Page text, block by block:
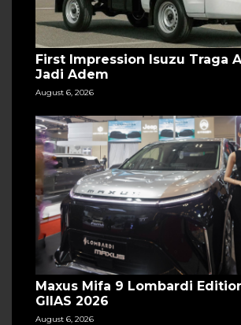
First Impression Isuzu Traga
Jadi Adem
August 6, 2026
Maxus Mifa 9 Lombardi
GIIAS 2026
August 6, 2026